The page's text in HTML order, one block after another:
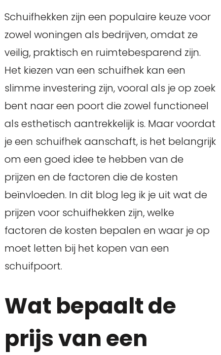
Schuifhekken zijn een populaire keuze voor
zowel woningen als bedrijven, omdat ze
veilig, praktisch en ruimtebesparend zijn.
Het kiezen van een schuifhek kan een
slimme investering zijn, vooral als je op zoek
bent naar een poort die zowel functioneel
als esthetisch aantrekkelijk is. Maar voordat
je een schuifhek aanschaft, is het belangrijk
om een goed idee te hebben van de
prijzen en de factoren die de kosten
beïnvloeden. In dit blog leg ik je uit wat de
prijzen voor schuifhekken zijn, welke
factoren de kosten bepalen en waar je op
moet letten bij het kopen van een
schuifpoort.
Wat bepaalt de
prijs van een